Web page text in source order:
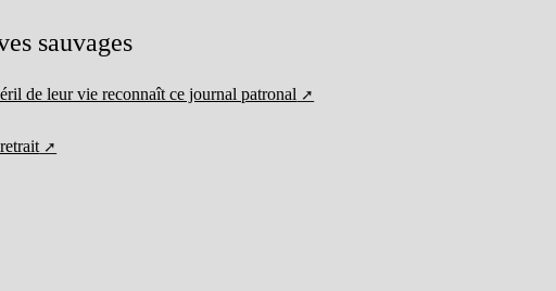
sauvages
de leur vie reconnaît ce journal patronal